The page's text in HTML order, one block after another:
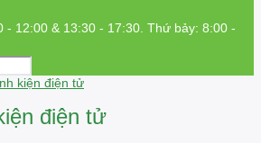
- 12:00 & 13:30 - 17:30. Thứ bảy: 8:00 -
kiện điện tử
điện tử